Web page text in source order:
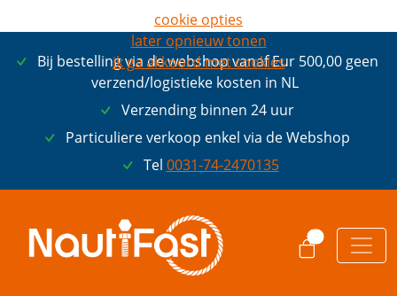
Bij bestelling via de webshop vanaf Eur 500,00 geen
verzend/logistieke kosten in NL
Verzending binnen 24 uur
Particuliere verkoop enkel via de Webshop
Tel 0031-74-2470135
cookie opties
later opnieuw tonen
ik ga akkoord met cookies